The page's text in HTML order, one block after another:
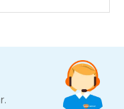
- Welke past
Arbowinkel.nl